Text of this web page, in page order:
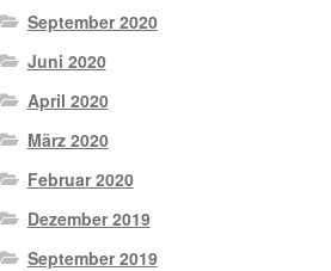
September 2020
Juni 2020
April 2020
März 2020
Februar 2020
Dezember 2019
September 2019